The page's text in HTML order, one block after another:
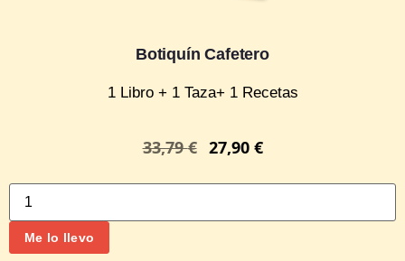
Botiquín Cafetero
1 Libro + 1 Taza+ 1 Recetas
33,79€ 27,90 €
Me lo llevo